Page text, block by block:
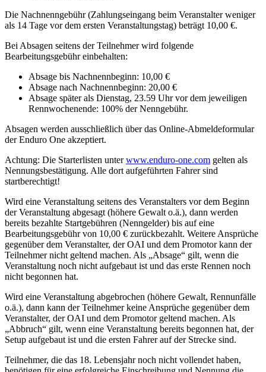
Die Nachnenngebühr (Zahlungseingang beim Veranstalter weniger
als 14 Tage vor dem ersten Veranstaltungstag) beträgt 10,00 €.
Bei Absagen seitens der Teilnehmer wird folgende
Bearbeitungsgebühr einbehalten:
Absage bis Nachnennbeginn: 10,00 €
Absage nach Nachnennbeginn: 20,00 €
Absage später als Dienstag, 23.59 Uhr vor dem jeweiligen
Rennwochenende: 100% der Nenngebühr.
Absagen werden ausschließlich über das Online-Abmeldeformular
der Enduro One akzeptiert.
Achtung: Die Starterlisten unterwww.enduro-one.com gelten als
Nennungsbestätigung. Alle dort aufgeführten Fahrer sind
startberechtigt!
Wird eine Veranstaltung seitens des Veranstalters vor dem Beginn
der Veranstaltung abgesagt (höhere Gewalt o.ä.), dann werden
bereits bezahlte Startgebühren (Nenngelder) bis auf eine
Bearbeitungsgebühr von 10,00 € zurückbezahlt. Weitere Ansprüche
gegenüber dem Veranstalter, der OAI und dem Promotor kann der
Teilnehmer nicht geltend machen. Als „Absage“ gilt, wenn die
Veranstaltung noch nicht aufgebaut ist und das erste Rennen noch
nicht begonnen hat.
Wird eine Veranstaltung abgebrochen (höhere Gewalt, Rennunfälle
o.ä.), dann kann der Teilnehmer keine Ansprüche gegenüber dem
Veranstalter, der OAI und dem Promotor geltend machen. Als
„Abbruch“ gilt, wenn eine Veranstaltung bereits begonnen hat, der
Setup aufgebaut ist und die ersten Fahrer auf der Strecke sind.
Teilnehmer, die das 18. Lebensjahr noch nicht vollendet haben,